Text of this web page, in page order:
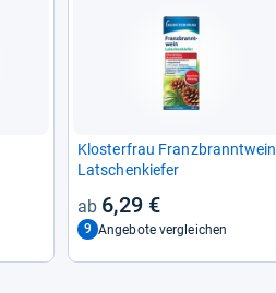
Klos­ter­frau Franz­brannt­wein
Lat­schen­kie­fer
6,29 €
9 Angebote vergleichen